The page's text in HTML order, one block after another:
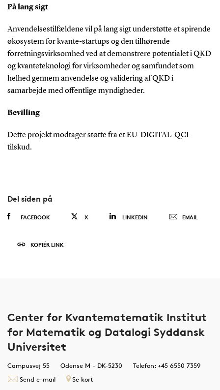
På lang sigt
Anvendelsestilfældene vil på lang sigt understøtte et spirende
økosystem for kvante-startups og den tilhørende
forretningsvirksomhed ved at demonstrere potentialet i QKD
og kvanteteknologi for virksomheder og samfundet som
helhed gennem anvendelse og validering af QKD i
samarbejde med offentlige myndigheder.
Bevilling
Dette projekt modtager støtte fra et EU-DIGITAL-QCI-
tilskud.
Del siden på
FACEBOOK X LINKEDIN EMAIL
KOPIÉR LINK
Center for Kvantematematik Institut
for Matematik og Datalogi Syddansk
Universitet
Campusvej 55 Odense M - DK-5230
Telefon: +45 6550 7359
Send e-mail
Se kort